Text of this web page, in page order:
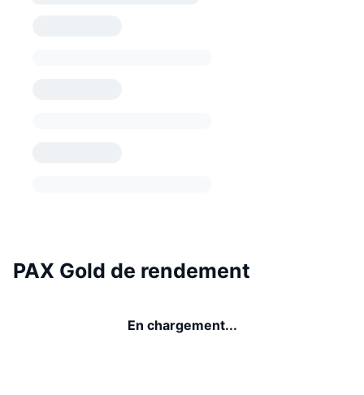
PAX Gold de rendement
En chargement...